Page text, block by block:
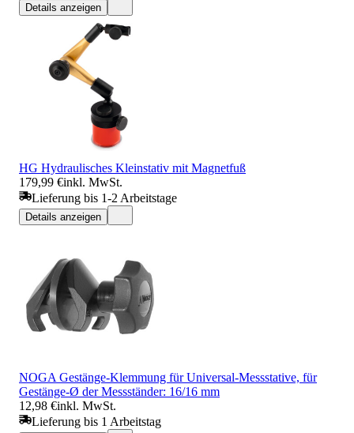
Details anzeigen
HG Hydraulisches Kleinstativ mit Magnetfuß
179,99 €inkl. MwSt.
Lieferung bis 1-2 Arbeitstage
Details anzeigen
NOGA Gestänge-Klemmung für Universal-Messstative, für
Gestänge-Ø der Messständer: 16/16 mm
12,98 €inkl. MwSt.
Lieferung bis 1 Arbeitstag